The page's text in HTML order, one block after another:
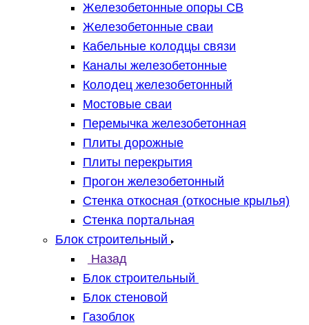
Железобетонные опоры СВ
Железобетонные сваи
Кабельные колодцы связи
Каналы железобетонные
Колодец железобетонный
Мостовые сваи
Перемычка железобетонная
Плиты дорожные
Плиты перекрытия
Прогон железобетонный
Стенка откосная (откосные крылья)
Стенка портальная
Блок строительный
Назад
Блок строительный
Блок стеновой
Газоблок